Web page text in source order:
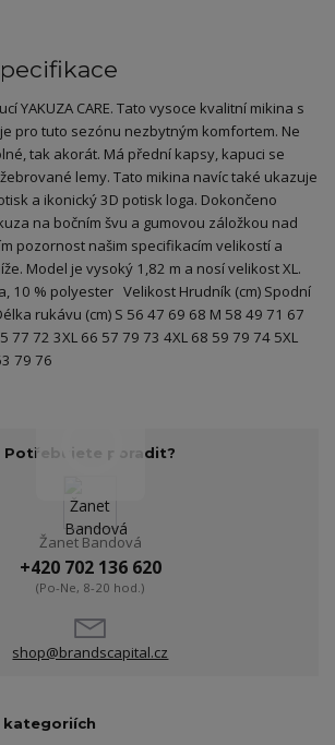
YAKUZA CARE. Tato vysoce kvalitní mikina s
pro tuto sezónu nezbytným komfortem. Ne
tak akorát. Má přední kapsy, kapuci se
lemy. Tato mikina navíc také ukazuje
a ikonický 3D potisk loga. Dokončeno
na bočním švu a gumovou záložkou nad
pozornost našim specifikacím velikostí a
Model je vysoký 1,82 m a nosí velikost XL.
10 % polyester Velikost Hrudník (cm) Spodní
rukávu (cm) S 56 47 69 68 M 58 49 71 67
77 72 3XL 66 57 79 73 4XL 68 59 79 74 5XL
79 76
Potřebujete poradit?
Žanet Bandová
+420 702 136 620
(Po-Ne, 8-20 hod.)
shop@brandscapital.cz
kategoriích